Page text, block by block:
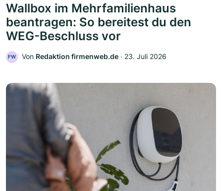
Wallbox im Mehrfamilienhaus
beantragen: So bereitest du den
WEG-Beschluss vor
FW Von Redaktion firmenweb.de ‧ 23. Juli 2026